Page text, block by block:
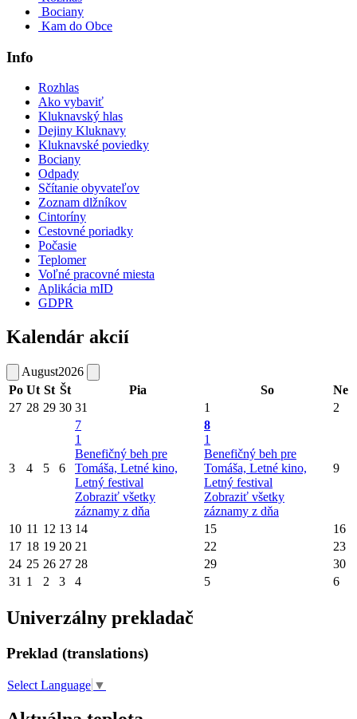
Bociany
Kam do Obce
Info
Rozhlas
Ako vybaviť
Kluknavský hlas
Dejiny Kluknavy
Kluknavské poviedky
Bociany
Odpady
Sčítanie obyvateľov
Zoznam dlžníkov
Cintoríny
Cestovné poriadky
Počasie
Teplomer
Voľné pracovné miesta
Aplikácia mID
GDPR
Kalendár akcií
August2026
Po Ut St Št Pia So
Ne
27 28 29 30 31 1 2
3 4 5 6
7
1
Benefičný beh pre
Tomáša, Letné kino,
Letný festival
Zobraziť všetky
záznamy z dňa
8
1
Benefičný beh pre
Tomáša, Letné kino,
Letný festival
Zobraziť všetky
záznamy z dňa
9
10 11 12 13 14 15
16
17 18 19 20 21 22
23
24 25 26 27 28 29
30
31 1 2 3 4 5 6
Univerzálny prekladač
Preklad (translations)
Select Language ▼